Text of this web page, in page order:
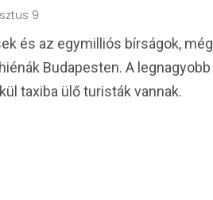
9
és az egymilliós bírságok, még
Budapesten. A legnagyobb
taxiba ülő turisták vannak.